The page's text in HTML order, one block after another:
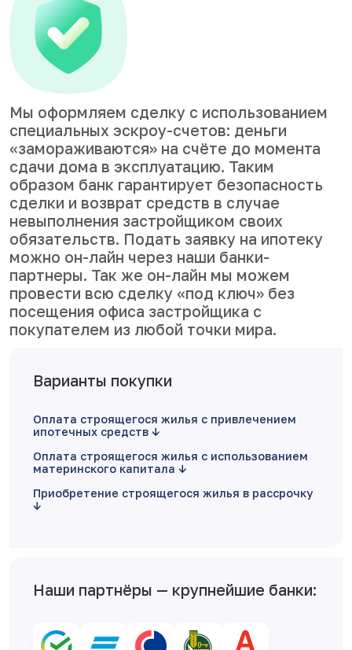
Мы оформляем сделку с использованием
специальных эскроу-счетов: деньги
«замораживаются» на счёте до момента
сдачи дома в эксплуатацию. Таким
образом банк гарантирует безопасность
сделки и возврат средств в случае
невыполнения застройщиком своих
обязательств. Подать заявку на ипотеку
можно он-лайн через наши банки-
партнеры. Так же он-лайн мы можем
провести всю сделку «под ключ» без
посещения офиса застройщика с
покупателем из любой точки мира.
Варианты покупки
Оплата строящегося жилья с привлечением
ипотечных средств
Оплата строящегося жилья с использованием
материнского капитала
Приобретение строящегося жилья в рассрочку
Наши партнёры — крупнейшие банки: